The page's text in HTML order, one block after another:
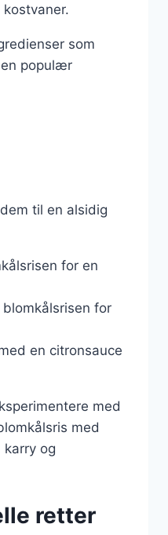
som
en populær
til en alsidig
for en
for
en citronsauce
med
med
og
retter